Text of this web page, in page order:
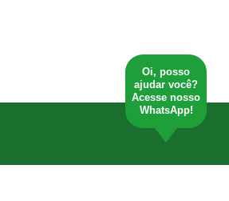
Oi, posso
ajudar você?
Acesse nosso
WhatsApp!